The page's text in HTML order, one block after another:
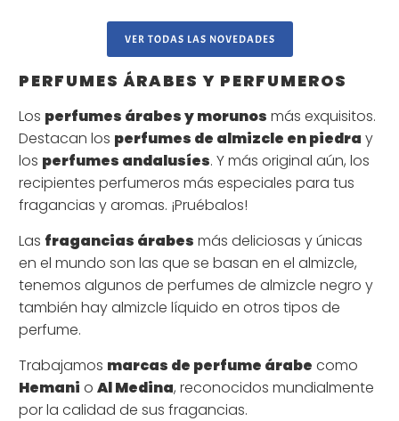
VER TODAS LAS NOVEDADES
PERFUMES ÁRABES Y PERFUMEROS
Los perfumes árabes y morunos más exquisitos.
Destacan los perfumes de almizcle en piedra y
los perfumes andalusíes. Y más original aún, los
recipientes perfumeros más especiales para tus
fragancias y aromas. ¡Pruébalos!
Las fragancias árabes más deliciosas y únicas
en el mundo son las que se basan en el almizcle,
tenemos algunos de perfumes de almizcle negro y
también hay almizcle líquido en otros tipos de
perfume.
Trabajamos marcas de perfume árabe como
Hemani oAl Medina, reconocidos mundialmente
por la calidad de sus fragancias.